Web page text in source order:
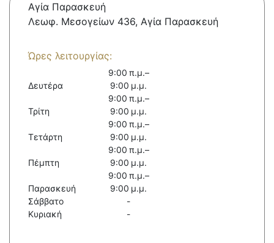
Αγία Παρασκευή
Λεωφ. Μεσογείων 436, Αγία Παρασκευή
Ώρες λειτουργίας:
Δευτέρα
9:00 π.μ.–
9:00 μ.μ.
Τρίτη
9:00 π.μ.–
9:00 μ.μ.
Τετάρτη
9:00 π.μ.–
9:00 μ.μ.
Πέμπτη
9:00 π.μ.–
9:00 μ.μ.
Παρασκευή
9:00 π.μ.–
9:00 μ.μ.
Σάββατο
-
Κυριακή
-